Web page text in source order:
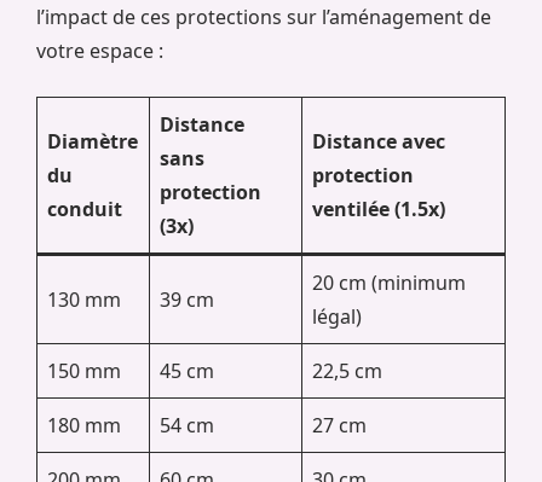
l’impact de ces protections sur l’aménagement de
votre espace :
Diamètre
du
conduit
Distance
sans
protection
(3x)
Distance avec
protection
ventilée (1.5x)
130 mm 39 cm
20 cm (minimum
légal)
150 mm 45 cm 22,5 cm
180 mm 54 cm 27 cm